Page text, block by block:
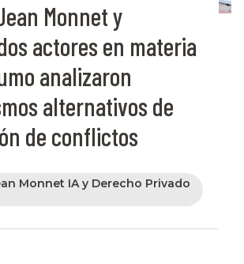
Monnet y
actores en materia
analizaron
alternativos de
de conflictos
Monnet IA y Derecho Privado